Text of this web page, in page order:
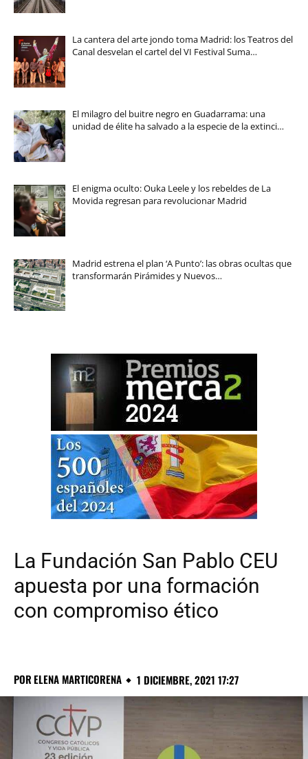
La cantera del arte jondo toma Madrid: los Teatros del
Canal desvelan el cartel del VI Festival Suma…
El milagro del buitre negro en Guadarrama: una
unidad de élite ha salvado a la especie de la extinci…
El enigma oculto: Ouka Leele y los rebeldes de La
Movida regresan para revolucionar Madrid
Madrid estrena el plan ‘A Punto’: las obras ocultas que
transformarán Pirámides y Nuevos…
La Fundación San Pablo CEU
apuesta por una formación
con compromiso ético
POR ELENA MARTICORENA 1 DICIEMBRE, 2021 17:27